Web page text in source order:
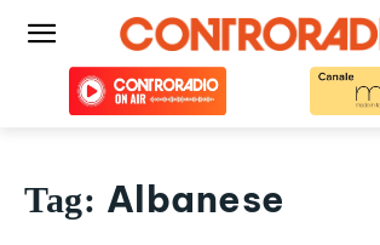
Tag: Albanese